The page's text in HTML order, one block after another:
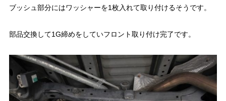
ブッシュ部分にはワッシャーを1枚入れて取り付けるそうです。
部品交換して1G締めをしていフロント取り付け完了です。